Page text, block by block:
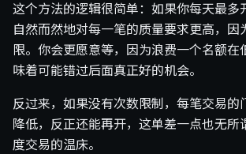
这个方法的逻辑很简单：如果你每天最多
自然而然地对每一笔的质量要求更高，因
限。你会更愿意等，因为浪费一个名额在
味着可能错过后面真正好的机会。
反过来，如果没有次数限制，每笔交易的
降低，反正还能再开，这单差一点也无所
度交易的温床。